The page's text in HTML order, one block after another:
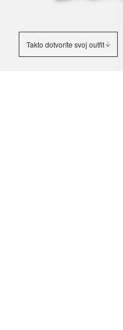
Takto dotvoríte svoj outfit